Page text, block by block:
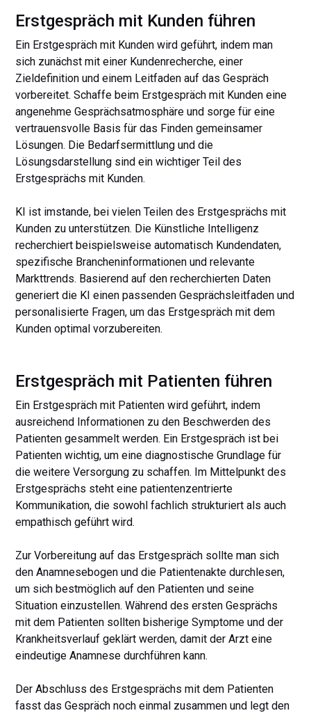
Erstgespräch mit Kunden führen
Ein Erstgespräch mit Kunden wird geführt, indem man
sich zunächst mit einer Kundenrecherche, einer
Zieldefinition und einem Leitfaden auf das Gespräch
vorbereitet. Schaffe beim Erstgespräch mit Kunden eine
angenehme Gesprächsatmosphäre und sorge für eine
vertrauensvolle Basis für das Finden gemeinsamer
Lösungen. Die Bedarfsermittlung und die
Lösungsdarstellung sind ein wichtiger Teil des
Erstgesprächs mit Kunden.
KI ist imstande, bei vielen Teilen des Erstgesprächs mit
Kunden zu unterstützen. Die Künstliche Intelligenz
recherchiert beispielsweise automatisch Kundendaten,
spezifische Brancheninformationen und relevante
Markttrends. Basierend auf den recherchierten Daten
generiert die KI einen passenden Gesprächsleitfaden und
personalisierte Fragen, um das Erstgespräch mit dem
Kunden optimal vorzubereiten.
Erstgespräch mit Patienten führen
Ein Erstgespräch mit Patienten wird geführt, indem
ausreichend Informationen zu den Beschwerden des
Patienten gesammelt werden. Ein Erstgespräch ist bei
Patienten wichtig, um eine diagnostische Grundlage für
die weitere Versorgung zu schaffen. Im Mittelpunkt des
Erstgesprächs steht eine patientenzentrierte
Kommunikation, die sowohl fachlich strukturiert als auch
empathisch geführt wird.
Zur Vorbereitung auf das Erstgespräch sollte man sich
den Anamnesebogen und die Patientenakte durchlesen,
um sich bestmöglich auf den Patienten und seine
Situation einzustellen. Während des ersten Gesprächs
mit dem Patienten sollten bisherige Symptome und der
Krankheitsverlauf geklärt werden, damit der Arzt eine
eindeutige Anamnese durchführen kann.
Der Abschluss des Erstgesprächs mit dem Patienten
fasst das Gespräch noch einmal zusammen und legt den